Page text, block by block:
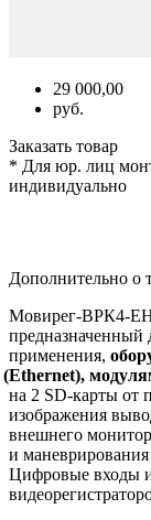
29 000,00
руб.
Заказать товар
* Для юр. лиц
индивидуально
Дополнительно о
Мовирег-ВРК4-
предназначенный
применения,
(Ethernet),
на 2 SD-карты от
изображения
внешнего
и
Цифровые входы